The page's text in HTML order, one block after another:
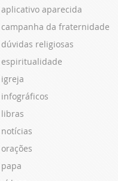
aplicativo aparecida
campanha da fraternidade
dúvidas religiosas
espiritualidade
igreja
infográficos
libras
notícias
orações
papa